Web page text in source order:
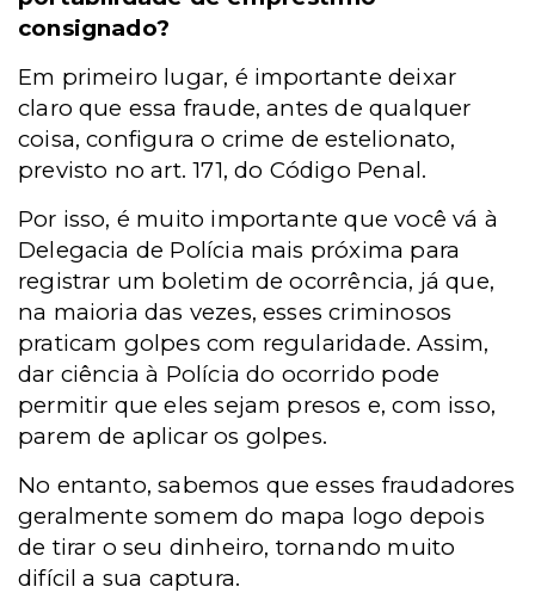
consignado?
Em primeiro lugar, é importante deixar
claro que essa fraude, antes de qualquer
coisa, configura o crime de estelionato,
previsto no art. 171, do Código Penal.
Por isso, é muito importante que você vá à
Delegacia de Polícia mais próxima para
registrar um boletim de ocorrência, já que,
na maioria das vezes, esses criminosos
praticam golpes com regularidade. Assim,
dar ciência à Polícia do ocorrido pode
permitir que eles sejam presos e, com isso,
parem de aplicar os golpes.
No entanto, sabemos que esses fraudadores
geralmente somem do mapa logo depois
de tirar o seu dinheiro, tornando muito
difícil a sua captura.